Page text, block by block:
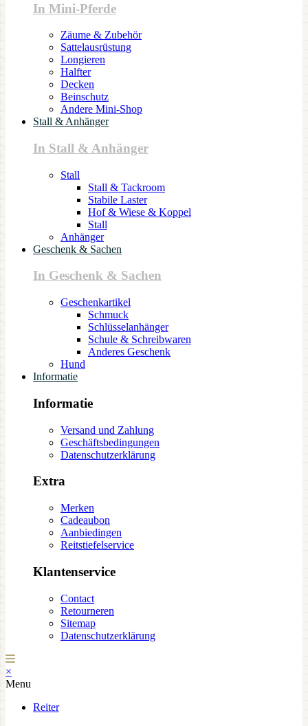
In Mini-Pferde
Zäume & Zubehör
Sattelausrüstung
Longieren
Halfter
Decken
Beinschutz
Andere Mini-Shop
Stall & Anhänger
In Stall & Anhänger
Stall
Stall & Tackroom
Stabile Laster
Hof & Wiese & Koppel
Stall
Anhänger
Geschenk & Sachen
In Geschenk & Sachen
Geschenkartikel
Schmuck
Schlüsselanhänger
Schule & Schreibwaren
Anderes Geschenk
Hund
Informatie
Informatie
Versand und Zahlung
Geschäftsbedingungen
Datenschutzerklärung
Extra
Merken
Cadeaubon
Aanbiedingen
Reitstiefelservice
Klantenservice
Contact
Retourneren
Sitemap
Datenschutzerklärung
×
Menu
Reiter